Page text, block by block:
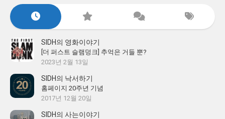
SIDH의 영화이야기
[더 퍼스트 슬램덩크] 추억은 거들 뿐?
2023년 2월 13일
SIDH의 낙서하기
홈페이지 20주년 기념
2017년 12월 20일
SIDH의 사는이야기